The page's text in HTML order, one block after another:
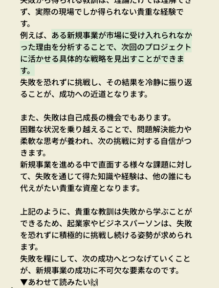
ず、実際の現場でしか得られない貴重な経験で
す。
例えば、 ある新規事業が市場に受け入れられなか
った理由を分析することで、次回のプロジェクト
に活かせる具体的な戦略を見出すことができま
す。
失敗を恐れずに挑戦し、その結果を冷静に振り返
ることが、成功への近道となります。
また、失敗は自己成長の機会でもあります。
困難な状況を乗り越えることで、問題解決能力や
柔軟な思考が養われ、次の挑戦に対する自信がつ
きます。
新規事業を進める中で直面する様々な課題に対し
て、失敗を通じて得た知識や経験は、他の誰にも
代えがたい貴重な資産となります。
上記のように、貴重な教訓は失敗から学ぶことが
できるため、起業家やビジネスパーソンは、失敗
を恐れずに積極的に挑戦し続ける姿勢が求められ
ます。
失敗を糧にして、次の成功へとつなげていくこと
が、新規事業の成功に不可欠な要素なのです。
▼あわせて読みたい🙌